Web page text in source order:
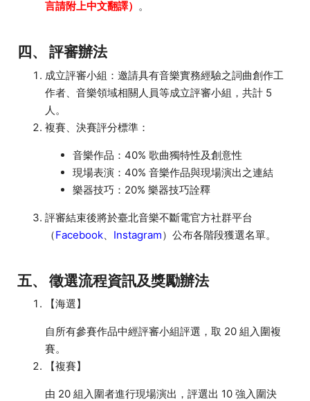
言請附上中文翻譯） 。
四、 評審辦法
成立評審小組：邀請具有音樂實務經驗之詞曲創作工
作者、音樂領域相關人員等成立評審小組，共計 5
人。
複賽、決賽評分標準：
音樂作品：40% 歌曲獨特性及創意性
現場表演：40% 音樂作品與現場演出之連結
樂器技巧：20% 樂器技巧詮釋
評審結束後將於臺北音樂不斷電官方社群平台
（Facebook Instagram）公布各階段獲選名單。
五、 徵選流程資訊及獎勵辦法
【海選】
自所有參賽作品中經評審小組評選，取 20 組入圍複
賽。
【複賽】
由 20 組入圍者進行現場演出，評選出 10 強入圍決